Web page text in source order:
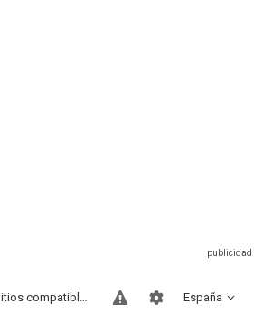
España
Sitios compatibles